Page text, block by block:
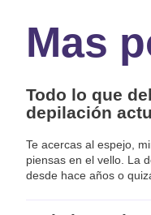
Mas
Todo lo que
depilación
Te acercas al espejo,
piensas en el vello. La
desde hace años o